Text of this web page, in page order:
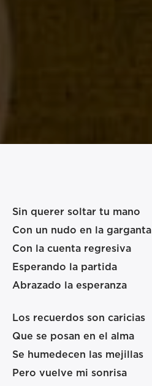
Sin querer soltar tu mano
Con un nudo en la garganta
Con la cuenta regresiva
Esperando la partida
Abrazado la esperanza
Los recuerdos son caricias
Que se posan en el alma
Se humedecen las mejillas
Pero vuelve mi sonrisa